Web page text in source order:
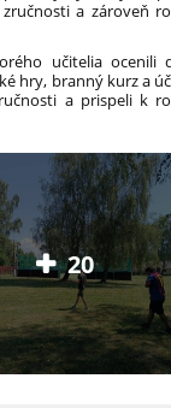
a zároveň
učitelia ocenili
hry, branný kurz a
a prispeli k
20